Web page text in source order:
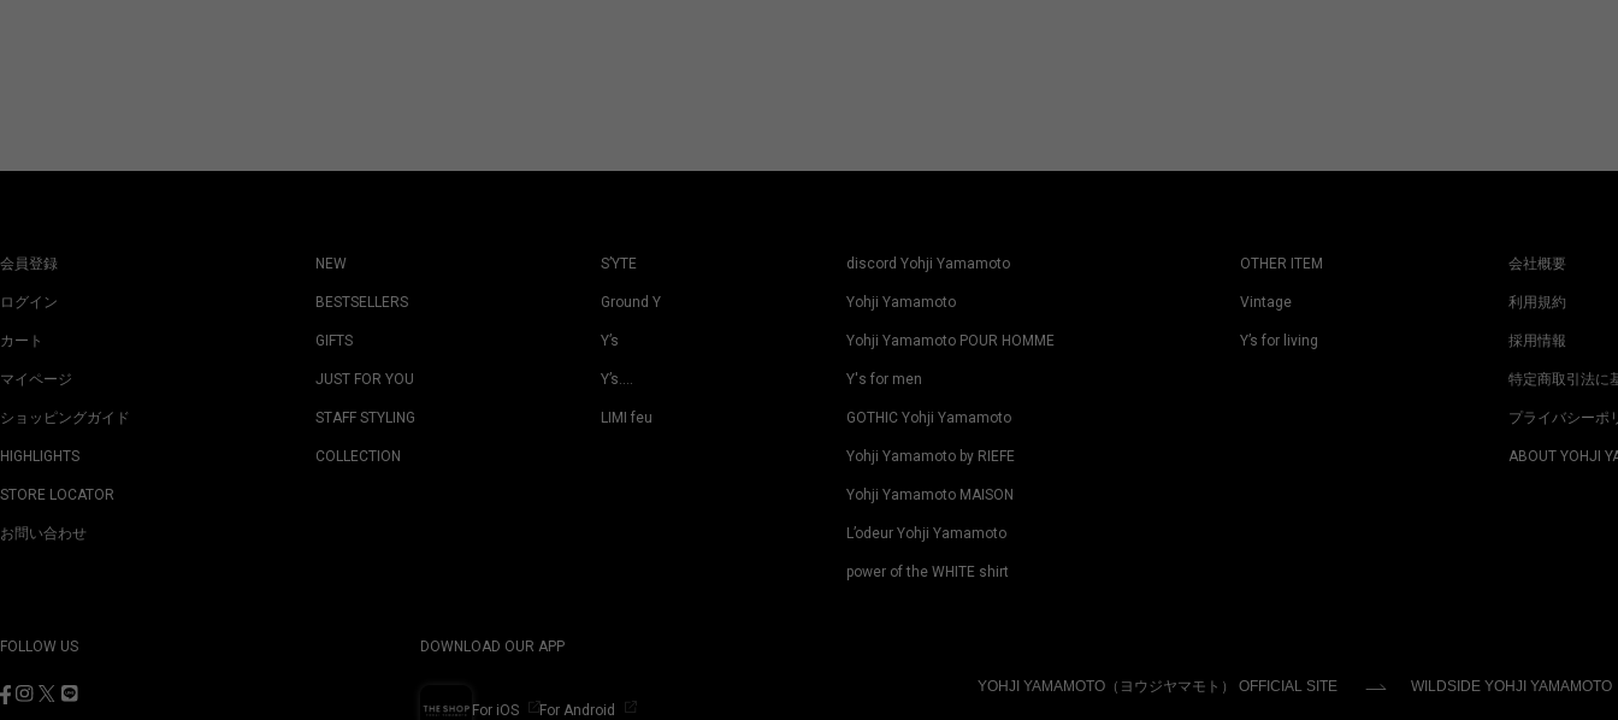
会員登録
ログイン
カート
マイページ
ショッピングガイド
HIGHLIGHTS
STORE LOCATOR
お問い合わせ
NEW
BESTSELLERS
GIFTS
JUST FOR YOU
STAFF STYLING
COLLECTION
S’YTE
Ground Y
Y’s
Y’s….
LIMI feu
discord Yohji Yamamoto
Yohji Yamamoto
Yohji Yamamoto POUR HOMME
Y's for men
GOTHIC Yohji Yamamoto
Yohji Yamamoto by RIEFE
Yohji Yamamoto MAISON
L’odeur Yohji Yamamoto
power of the WHITE shirt
OTHER ITEM
Vintage
Y’s for living
会社概要
利用規約
採用情報
特定商取引法に
プライバシーポ
ABOUT YOHJI
FOLLOW US DOWNLOAD OUR APP
For iOS For Android
YOHJI YAMAMOTO（ヨウジヤマモト） OFFICIAL SITE WILDSIDE YOHJI YAMAMOTO